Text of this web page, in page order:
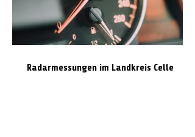
Radarmessungen im Landkreis Celle